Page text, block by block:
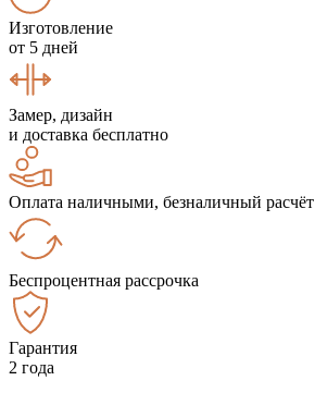
Изготовление
от 5 дней
Замер, дизайн
и доставка бесплатно
Оплата наличными, безналичный расчёт
Беспроцентная рассрочка
Гарантия
2 года